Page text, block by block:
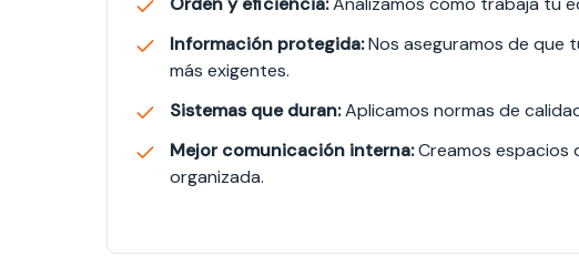
Información protegida:Nos aseguramos de que
más exigentes.
Sistemas que duran:Aplicamos normas de
Mejor comunicación interna:Creamos espacios
organizada.